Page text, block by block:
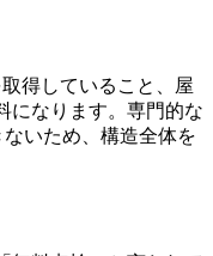
得していること、屋
になります。専門的な
いため、構造全体を